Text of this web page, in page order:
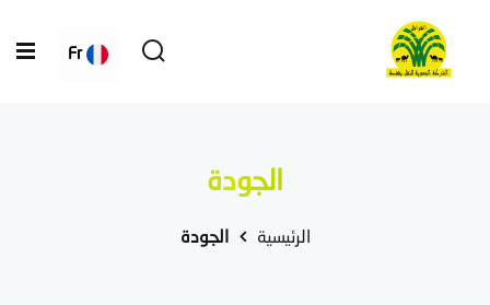
Fr
الجودة
الرئيسية الجودة